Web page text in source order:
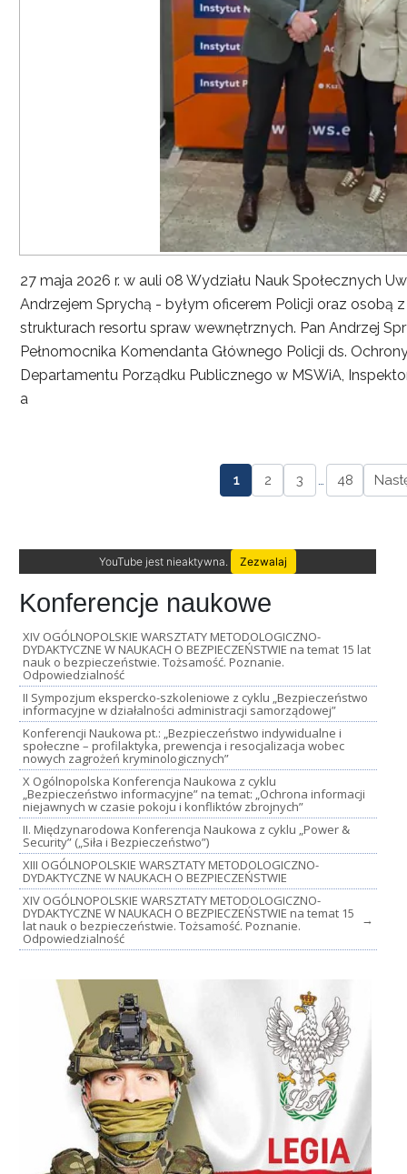
27 maja 2026 r. w auli 08 Wydziału Nauk Społecznych
Andrzejem Sprychą - byłym oficerem Policji oraz osobą
strukturach resortu spraw wewnętrznych. Pan Andrzej
Pełnomocnika Komendanta Głównego Policji ds.
Departamentu Porządku Publicznego w MSWiA,
a
1 2 3 … 48
YouTube jest nieaktywna. Zezwalaj
Konferencje naukowe
XIV OGÓLNOPOLSKIE WARSZTATY METODOLOGICZNO-
DYDAKTYCZNE W NAUKACH O BEZPIECZEŃSTWIE na temat 15 lat
nauk o bezpieczeństwie. Tożsamość. Poznanie.
Odpowiedzialność
II Sympozjum ekspercko-szkoleniowe z cyklu „Bezpieczeństwo
informacyjne w działalności administracji samorządowej”
Konferencji Naukowa pt.: „Bezpieczeństwo indywidualne i
społeczne – profilaktyka, prewencja i resocjalizacja wobec
nowych zagrożeń kryminologicznych”
X Ogólnopolska Konferencja Naukowa z cyklu
„Bezpieczeństwo informacyjne” na temat: „Ochrona informacji
niejawnych w czasie pokoju i konfliktów zbrojnych”
II. Międzynarodowa Konferencja Naukowa z cyklu „Power &
Security” („Siła i Bezpieczeństwo”)
XIII OGÓLNOPOLSKIE WARSZTATY METODOLOGICZNO-
DYDAKTYCZNE W NAUKACH O BEZPIECZEŃSTWIE
XIV OGÓLNOPOLSKIE WARSZTATY METODOLOGICZNO-
DYDAKTYCZNE W NAUKACH O BEZPIECZEŃSTWIE na temat 15
lat nauk o bezpieczeństwie. Tożsamość. Poznanie.
Odpowiedzialność
→